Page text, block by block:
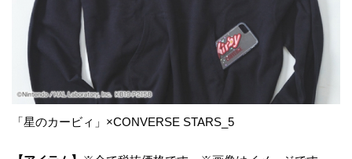
「星のカービィ」×CONVERSE STARS_5